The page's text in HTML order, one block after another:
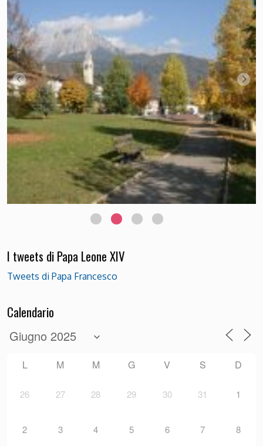
I tweets di Papa Leone XIV
Tweets di Papa Francesco
Calendario
L M M G V S D
26 27 28 29 30 31 1
2 3 4 5 6 7 8